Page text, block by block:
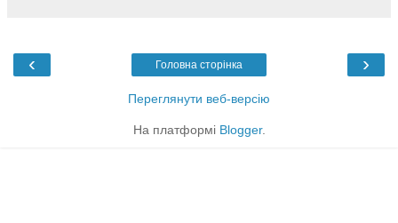
‹ ›
Головна сторінка
Переглянути веб-версію
На платформі Blogger.